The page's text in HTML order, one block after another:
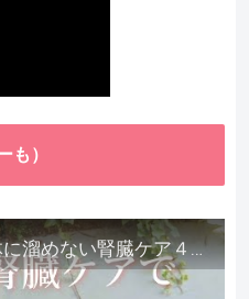
も）
【毒出し】老廃物を身体に溜めない腎臓ケア４種をご紹介します。